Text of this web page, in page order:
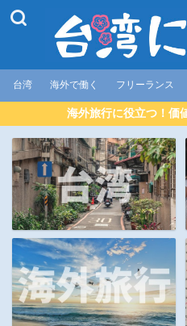
台湾 海外で働く フリーランス
海外旅行に役立つ！価